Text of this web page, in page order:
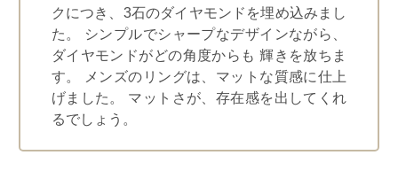
クにつき、3石のダイヤモンドを埋め込みまし
た。 シンプルでシャープなデザインながら、
ダイヤモンドがどの角度からも 輝きを放ちま
す。 メンズのリングは、マットな質感に仕上
げました。 マットさが、存在感を出してくれ
るでしょう。